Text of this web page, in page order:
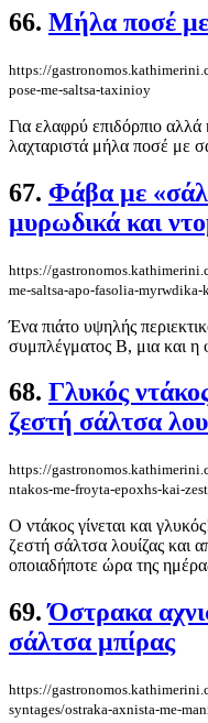
66. Μήλα ποσέ με
https://
pose-me-saltsa-taxinioy
Για ελαφρύ επιδόρπιο αλλά
λαχταριστά μήλα ποσέ με
67. Φάβα με
μυρωδικά και
https://
me-saltsa-apo-fasolia-
Ένα πιάτο υψηλής
συμπλέγματος Β, μια και η
68. Γλυκός
ζεστή σάλτσα
https://
ntakos-me-froyta-epoxhs-kai-
Ο ντάκος γίνεται και
ζεστή σάλτσα λουίζας και
οποιαδήποτε ώρα της
69.Όστρακα
σάλτσα μπίρας
https://
syntages/ostraka-axnista-me-